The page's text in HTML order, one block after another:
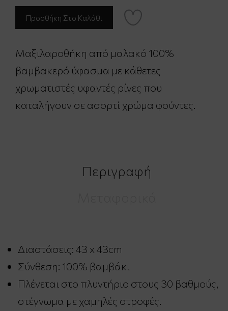
Μαξιλαροθήκη από μαλακό 100%
βαμβακερό ύφασμα με κάθετες
χρωματιστές υφαντές ρίγες που
καταλήγουν σε ασορτί χρώμα φούντες.
Περιγραφή
Διαστάσεις: 43 x 43cm
Σύνθεση: 100% βαμβάκι
Πλένεται στο πλυντήριο στους 30 βαθμούς,
στέγνωμα με χαμηλές στροφές.